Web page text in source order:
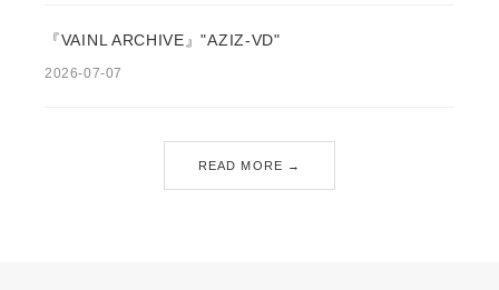
『VAINL ARCHIVE』"AZIZ-VD"
2026-07-07
READ MORE →